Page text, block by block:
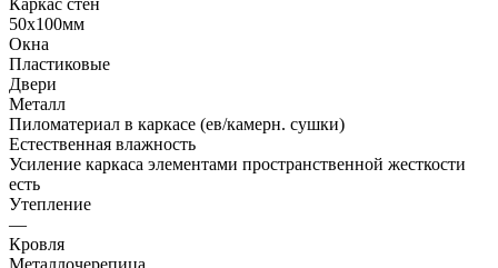
50х100мм
Окна
Пластиковые
Двери
Металл
Пиломатериал в каркасе (ев/камерн. сушки)
Естественная влажность
Усиление каркаса элементами пространственной жесткости
есть
Утепление
—
Кровля
Металлочерепица